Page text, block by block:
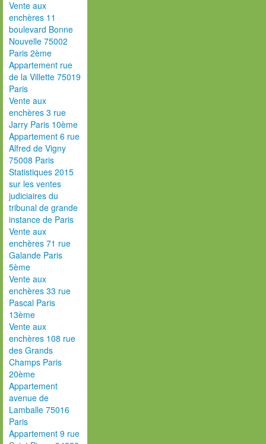
Vente aux
enchères 11
boulevard Bonne
Nouvelle 75002
Paris 2ème
Appartement rue
de la Villette 75019
Paris
Vente aux
enchères 3 rue
Jarry Paris 10ème
Appartement 6 rue
Alfred de Vigny
75008 Paris
Statistiques 2015
sur les ventes
judiciaires du
tribunal de grande
instance de Paris
Vente aux
enchères 71 rue
Galande Paris
5ème
Vente aux
enchères 33 rue
Pascal Paris
13ème
Vente aux
enchères 108 rue
des Grands
Champs Paris
20ème
Appartement
avenue de
Lamballe 75016
Paris
Appartement 9 rue